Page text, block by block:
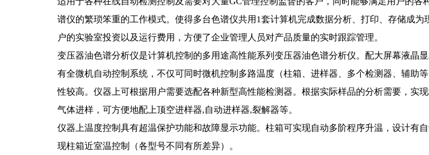
谱仪的繁琐笨重的工作模式。使得多台色谱仪共用1套计算机完成数据分析、打印、存储成
户的实验室投资以及运行费用，方便了企业管理人员对产品质量的实时跟踪管理。
变压器油色谱分析仪是计算机控制的多用途高性能系列变压器油色谱分析仪。配大屏幕液晶
有全微机自动控制系统，不仅可同时微机控制多路温度（柱箱、进样器、多个检测器、辅助
性较高。仪器上可根据用户需要选配各种新型高性能检测器。根据实际样品的分析需要，实
气体进样，可方便地配上顶空进样器,自动进样器,裂解器等。
仪器上温度控制具有超温保护功能和故障显示功能。柱箱可实现自动多阶程序升温，设计有
现柱箱近室温控制（各型号不同有所差异）。